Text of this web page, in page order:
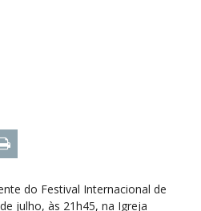
do Festival Internacional de
julho, às 21h45, na Igreja